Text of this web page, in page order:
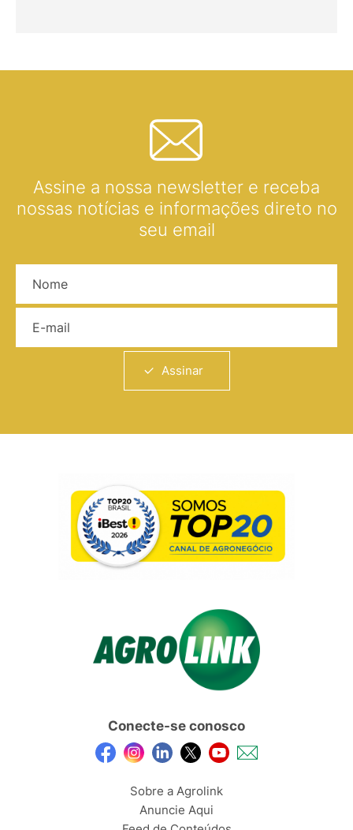
Assine a nossa newsletter e receba
nossas notícias e informações direto no
seu email
Assinar
Conecte-se conosco
Sobre a Agrolink
Anuncie Aqui